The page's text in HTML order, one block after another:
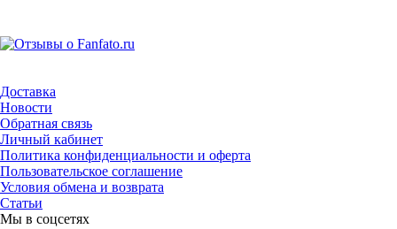
Доставка
Новости
Обратная связь
Личный кабинет
Политика конфиденциальности и оферта
Пользовательское соглашение
Условия обмена и возврата
Статьи
Мы в соцсетях